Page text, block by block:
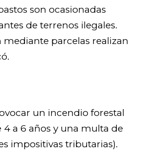
son ocasionadas
de terrenos ilegales.
mediante parcelas realizan
un incendio forestal
a 6 años y una multa de
impositivas tributarias).